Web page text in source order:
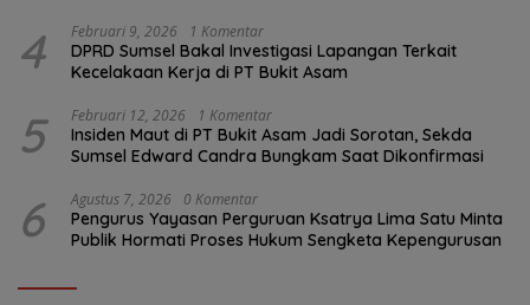
4 Februari 9, 2026 1 Komentar
DPRD Sumsel Bakal Investigasi Lapangan Terkait
Kecelakaan Kerja di PT Bukit Asam
5 Februari 12, 2026 1 Komentar
Insiden Maut di PT Bukit Asam Jadi Sorotan, Sekda
Sumsel Edward Candra Bungkam Saat Dikonfirmasi
6 Agustus 7, 2026 0 Komentar
Pengurus Yayasan Perguruan Ksatrya Lima Satu Minta
Publik Hormati Proses Hukum Sengketa Kepengurusan